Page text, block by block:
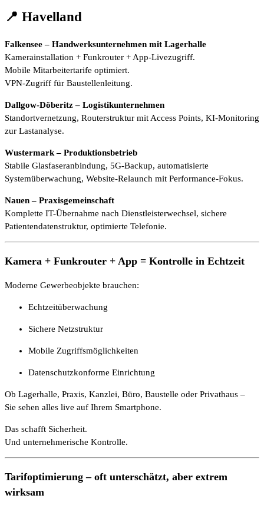
📍 Havelland
Falkensee – Handwerksunternehmen mit Lagerhalle
Kamerainstallation + Funkrouter + App-Livezugriff.
Mobile Mitarbeitertarife optimiert.
VPN-Zugriff für Baustellenleitung.
Dallgow-Döberitz – Logistikunternehmen
Standortvernetzung, Routerstruktur mit Access Points, KI-Monitoring
zur Lastanalyse.
Wustermark – Produktionsbetrieb
Stabile Glasfaseranbindung, 5G-Backup, automatisierte
Systemüberwachung, Website-Relaunch mit Performance-Fokus.
Nauen – Praxisgemeinschaft
Komplette IT-Übernahme nach Dienstleisterwechsel, sichere
Patientendatenstruktur, optimierte Telefonie.
Kamera + Funkrouter + App = Kontrolle in Echtzeit
Moderne Gewerbeobjekte brauchen:
Echtzeitüberwachung
Sichere Netzstruktur
Mobile Zugriffsmöglichkeiten
Datenschutzkonforme Einrichtung
Ob Lagerhalle, Praxis, Kanzlei, Büro, Baustelle oder Privathaus –
Sie sehen alles live auf Ihrem Smartphone.
Das schafft Sicherheit.
Und unternehmerische Kontrolle.
Tarifoptimierung – oft unterschätzt, aber extrem
wirksam